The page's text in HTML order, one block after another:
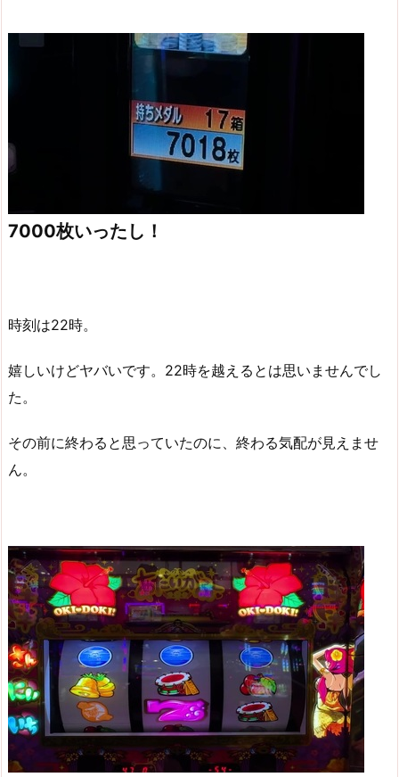
7000枚いったし！
時刻は22時。
嬉しいけどヤバいです。22時を越えるとは思いませんでし
た。
その前に終わると思っていたのに、終わる気配が見えませ
ん。